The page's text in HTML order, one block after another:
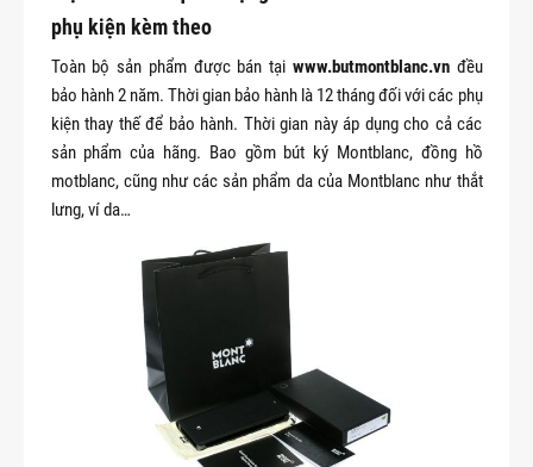
phụ kiện kèm theo
Toàn bộ sản phẩm được bán tại www.butmontblanc.vnđều
bảo hành 2 năm. Thời gian bảo hành là 12 tháng đối với các phụ
kiện thay thế để bảo hành. Thời gian này áp dụng cho cả các
sản phẩm của hãng. Bao gồm bút ký Montblanc, đồng hồ
motblanc, cũng như các sản phẩm da của Montblanc như thắt
lưng, ví da…